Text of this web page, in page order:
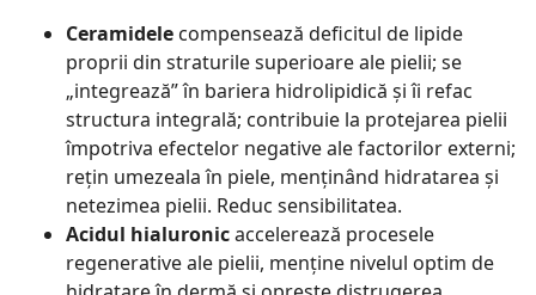
Ceramidele compensează deficitul de lipide
proprii din straturile superioare ale pielii; se
„integrează” în bariera hidrolipidică și îi refac
structura integrală; contribuie la protejarea pielii
împotriva efectelor negative ale factorilor externi;
rețin umezeala în piele, menținând hidratarea și
netezimea pielii. Reduc sensibilitatea.
Acidul hialuronicaccelerează procesele
regenerative ale pielii, menține nivelul optim de